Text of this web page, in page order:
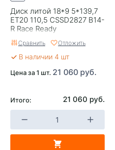
Диск литой 18*9 5*139,7
ЕТ20 110,5 CSSD2827 B14-
R Race Ready
Сравнить Отложить
В наличии 4 шт
Цена за 1 шт. 21 060 руб.
Итого: 21 060 руб.